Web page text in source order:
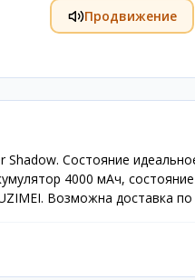
Продвижение
Состояние
4000 мАч,
Возможна доставка по